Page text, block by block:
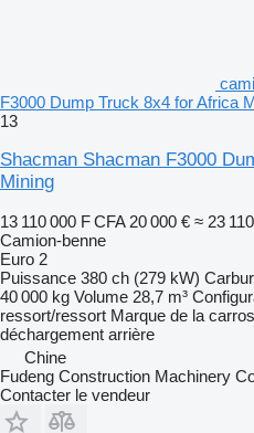
F3000 Dump Truck 8x4 for Africa
13
Shacman Shacman F3000
Mining
13 110 000 F CFA 20 000 € ≈ 23
Camion-benne
Euro 2
Puissance 380 ch (279 kW)
40 000 kg Volume 28,7 m³
ressort/ressort Marque de la
déchargement arrière
Chine
Fudeng Construction Machinery
Contacter le vendeur